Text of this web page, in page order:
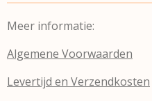
Meer informatie:
Algemene Voorwaarden
Levertijd en Verzendkosten